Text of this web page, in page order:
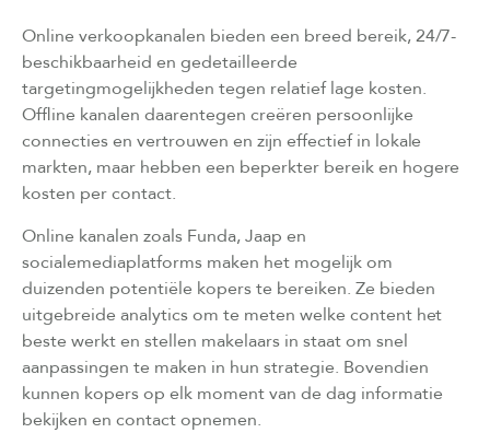
Online verkoopkanalen bieden een breed bereik, 24/7-
beschikbaarheid en gedetailleerde
targetingmogelijkheden tegen relatief lage kosten.
Offline kanalen daarentegen creëren persoonlijke
connecties en vertrouwen en zijn effectief in lokale
markten, maar hebben een beperkter bereik en hogere
kosten per contact.
Online kanalen zoals Funda, Jaap en
socialemediaplatforms maken het mogelijk om
duizenden potentiële kopers te bereiken. Ze bieden
uitgebreide analytics om te meten welke content het
beste werkt en stellen makelaars in staat om snel
aanpassingen te maken in hun strategie. Bovendien
kunnen kopers op elk moment van de dag informatie
bekijken en contact opnemen.